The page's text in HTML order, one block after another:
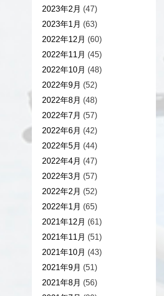
2023年2月 (47)
2023年1月 (63)
2022年12月 (60)
2022年11月 (45)
2022年10月 (48)
2022年9月 (52)
2022年8月 (48)
2022年7月 (57)
2022年6月 (42)
2022年5月 (44)
2022年4月 (47)
2022年3月 (57)
2022年2月 (52)
2022年1月 (65)
2021年12月 (61)
2021年11月 (51)
2021年10月 (43)
2021年9月 (51)
2021年8月 (56)